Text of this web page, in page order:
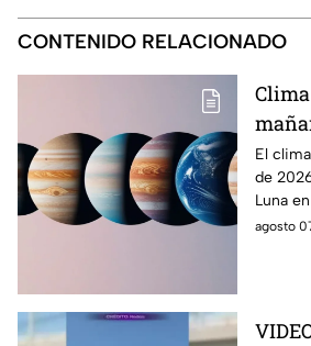
CONTENIDO RELACIONADO
los
El
de
Luna
Sol en
agosto